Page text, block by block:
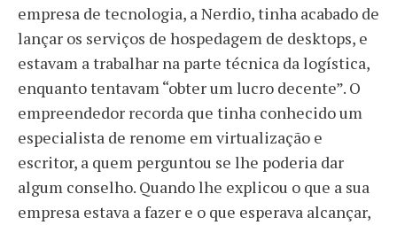
empresa de tecnologia, a Nerdio, tinha acabado de
lançar os serviços de hospedagem de desktops, e
estavam a trabalhar na parte técnica da logística,
enquanto tentavam “obter um lucro decente”. O
empreendedor recorda que tinha conhecido um
especialista de renome em virtualização e
escritor, a quem perguntou se lhe poderia dar
algum conselho. Quando lhe explicou o que a sua
empresa estava a fazer e o que esperava alcançar,